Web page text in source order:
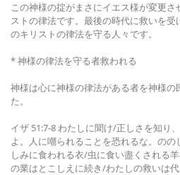
この神様の掟がまさにイエス様が変更さ
ストの律法です。最後の時代に救いを受
のキリストの律法を守る人々です。
* 神様の律法を守る者救われる
神様は心に神様の律法がある者を神様
た。
イザ 51:7-8 わたしに聞け/正しさを知り
よ。人に嘲られることを恐れるな。の
しみに食われる衣/虫に食い盡くされる
の業はとこしえに続き/わたしの救いは代